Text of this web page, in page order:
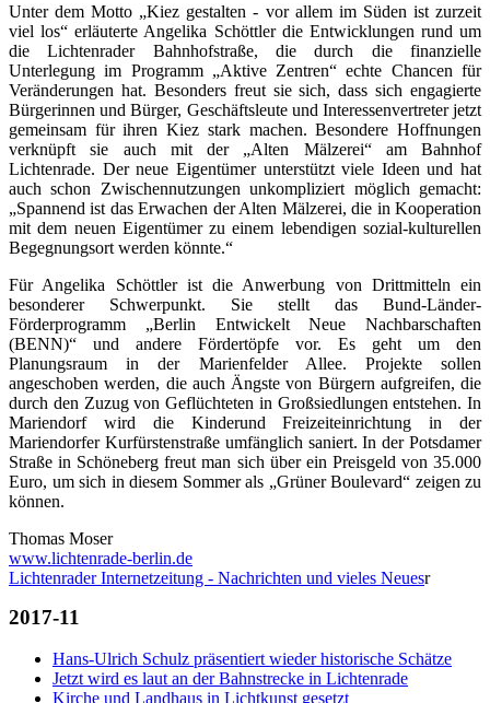
Unter dem Motto „Kiez gestalten - vor allem im Süden ist zurzeit
viel los“ erläuterte Angelika Schöttler die Entwicklungen rund um
die Lichtenrader Bahnhofstraße, die durch die finanzielle
Unterlegung im Programm „Aktive Zentren“ echte Chancen für
Veränderungen hat. Besonders freut sie sich, dass sich engagierte
Bürgerinnen und Bürger, Geschäftsleute und Interessenvertreter jetzt
gemeinsam für ihren Kiez stark machen. Besondere Hoffnungen
verknüpft sie auch mit der „Alten Mälzerei“ am Bahnhof
Lichtenrade. Der neue Eigentümer unterstützt viele Ideen und hat
auch schon Zwischennutzungen unkompliziert möglich gemacht:
„Spannend ist das Erwachen der Alten Mälzerei, die in Kooperation
mit dem neuen Eigentümer zu einem lebendigen sozial-kulturellen
Begegnungsort werden könnte.“
Für Angelika Schöttler ist die Anwerbung von Drittmitteln ein
besonderer Schwerpunkt. Sie stellt das Bund-Länder-
Förderprogramm „Berlin Entwickelt Neue Nachbarschaften
(BENN)“ und andere Fördertöpfe vor. Es geht um den
Planungsraum in der Marienfelder Allee. Projekte sollen
angeschoben werden, die auch Ängste von Bürgern aufgreifen, die
durch den Zuzug von Geflüchteten in Großsiedlungen entstehen. In
Mariendorf wird die Kinderund Freizeiteinrichtung in der
Mariendorfer Kurfürstenstraße umfänglich saniert. In der Potsdamer
Straße in Schöneberg freut man sich über ein Preisgeld von 35.000
Euro, um sich in diesem Sommer als „Grüner Boulevard“ zeigen zu
können.
Thomas Moser
www.lichtenrade-berlin.de
Lichtenrader Internetzeitung - Nachrichten und vieles Neuesr
2017-11
Hans-Ulrich Schulz präsentiert wieder historische Schätze
Jetzt wird es laut an der Bahnstrecke in Lichtenrade
Kirche und Landhaus in Lichtkunst gesetzt